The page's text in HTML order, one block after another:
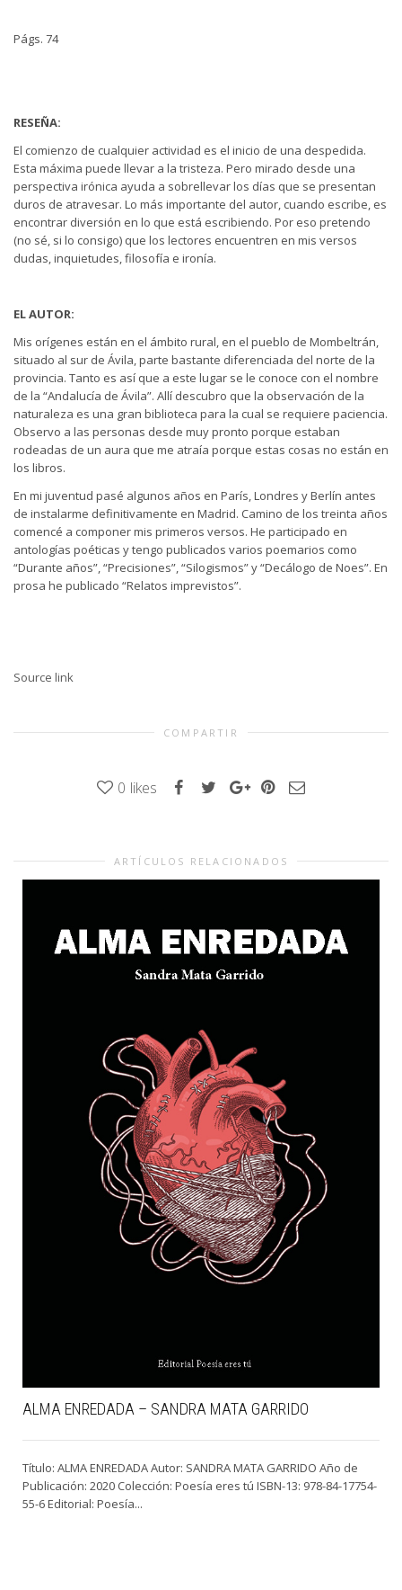
Págs. 74
RESEÑA:
El comienzo de cualquier actividad es el inicio de una despedida.
Esta máxima puede llevar a la tristeza. Pero mirado desde una
perspectiva irónica ayuda a sobrellevar los días que se presentan
duros de atravesar. Lo más importante del autor, cuando escribe, es
encontrar diversión en lo que está escribiendo. Por eso pretendo
(no sé, si lo consigo) que los lectores encuentren en mis versos
dudas, inquietudes, filosofía e ironía.
EL AUTOR:
Mis orígenes están en el ámbito rural, en el pueblo de Mombeltrán,
situado al sur de Ávila, parte bastante diferenciada del norte de la
provincia. Tanto es así que a este lugar se le conoce con el nombre
de la “Andalucía de Ávila”. Allí descubro que la observación de la
naturaleza es una gran biblioteca para la cual se requiere paciencia.
Observo a las personas desde muy pronto porque estaban
rodeadas de un aura que me atraía porque estas cosas no están en
los libros.
En mi juventud pasé algunos años en París, Londres y Berlín antes
de instalarme definitivamente en Madrid. Camino de los treinta años
comencé a componer mis primeros versos. He participado en
antologías poéticas y tengo publicados varios poemarios como
“Durante años”, “Precisiones”, “Silogismos” y “Decálogo de Noes”. En
prosa he publicado “Relatos imprevistos”.
Source link
COMPARTIR
0 likes
ARTÍCULOS RELACIONADOS
ALMA ENREDADA – SANDRA MATA GARRIDO
Título: ALMA ENREDADA Autor: SANDRA MATA GARRIDO Año de
Publicación: 2020 Colección: Poesía eres tú ISBN-13: 978-84-17754-
55-6 Editorial: Poesía...